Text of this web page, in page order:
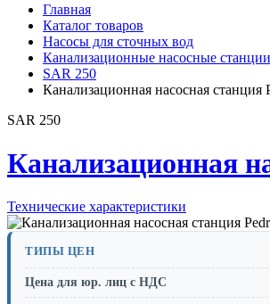
Главная
Каталог товаров
Насосы для сточных вод
Канализационные насосные станции
SAR 250
Канализационная насосная
SAR 250
Канализационная
Технические характеристики
ТИПЫ ЦЕН
Цена для юр. лиц с НДС